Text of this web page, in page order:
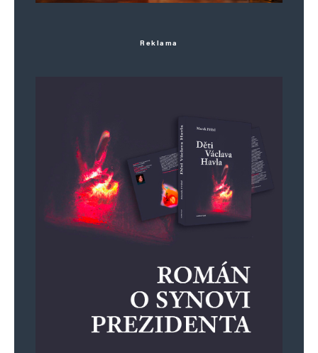
Informujte mě o nových komentářích e-mailem.
Informujte mě o nových příspěvcích e-mailem.
Alternative:
Reklama